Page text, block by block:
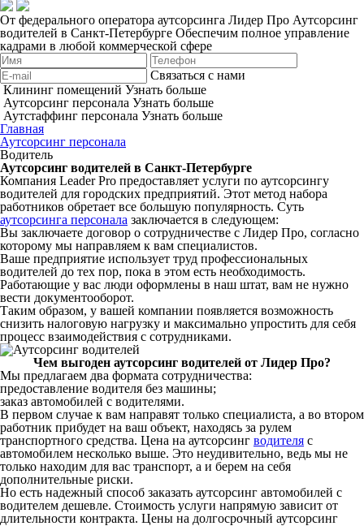
От федерального оператора аутсорсинга Лидер Про Аутсорсинг
водителей в Санкт-Петербурге Обеспечим полное управление
кадрами в любой коммерческой сфере
Связаться с нами
Клининг помещений Узнать больше
Аутсорсинг персонала Узнать больше
Аутстаффинг персонала Узнать больше
Главная
Аутсорсинг персонала
Водитель
Аутсорсинг водителей в Санкт-Петербурге
Компания Leader Pro предоставляет услуги по аутсорсингу
водителей для городских предприятий. Этот метод набора
работников обретает все большую популярность. Суть
аутсорсинга персонала заключается в следующем:
Вы заключаете договор о сотрудничестве с Лидер Про, согласно
которому мы направляем к вам специалистов.
Ваше предприятие использует труд профессиональных
водителей до тех пор, пока в этом есть необходимость.
Работающие у вас люди оформлены в наш штат, вам не нужно
вести документооборот.
Таким образом, у вашей компании появляется возможность
снизить налоговую нагрузку и максимально упростить для себя
процесс взаимодействия с сотрудниками.
Чем выгоден аутсорсинг водителей от Лидер Про?
Мы предлагаем два формата сотрудничества:
предоставление водителя без машины;
заказ автомобилей с водителями.
В первом случае к вам направят только специалиста, а во втором
работник прибудет на ваш объект, находясь за рулем
транспортного средства. Цена на аутсорсинг водителя с
автомобилем несколько выше. Это неудивительно, ведь мы не
только находим для вас транспорт, а и берем на себя
дополнительные риски.
Но есть надежный способ заказать аутсорсинг автомобилей с
водителем дешевле. Стоимость услуги напрямую зависит от
длительности контракта. Цены на долгосрочный аутсорсинг